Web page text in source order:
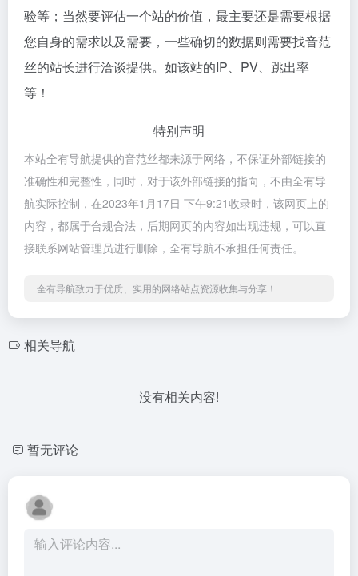
验等；当然要评估一个站的价值，最主要还是需要根据
您自身的需求以及需要，一些确切的数据则需要找音范
丝的站长进行洽谈提供。如该站的IP、PV、跳出率
等！
特别声明
本站全有导航提供的音范丝都来源于网络，不保证外部链接的
准确性和完整性，同时，对于该外部链接的指向，不由全有导
航实际控制，在2023年1月17日 下午9:21收录时，该网页上的
内容，都属于合规合法，后期网页的内容如出现违规，可以直
接联系网站管理员进行删除，全有导航不承担任何责任。
全有导航致力于优质、实用的网络站点资源收集与分享！
相关导航
没有相关内容!
暂无评论